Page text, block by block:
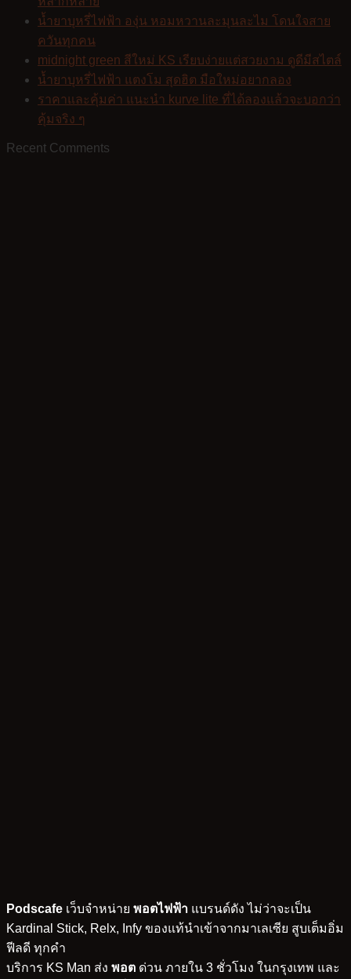
น้ำยาบุหรี่ไฟฟ้า องุ่น หอมหวานละมุนละไม โดนใจสาย
ควันทุกคน
midnight green สีใหม่ KS เรียบง่ายแต่สวยงาม ดูดีมีสไตล์
น้ำยาบุหรี่ไฟฟ้า แตงโม สุดฮิต มือใหม่อยากลอง
ราคาและคุ้มค่า แนะนำ kurve lite ที่ได้ลองแล้วจะบอกว่า
คุ้มจริง ๆ
Recent Comments
Podscafe เว็บจำหน่าย พอตไฟฟ้า แบรนด์ดัง ไม่ว่าจะเป็น
Kardinal Stick, Relx, Infy ของแท้นำเข้าจากมาเลเซีย สูบเต็มอิ่ม
ฟีลดี ทุกคำ
บริการ KS Man ส่ง พอต ด่วน ภายใน 3 ชั่วโมง ในกรุงเทพ และ